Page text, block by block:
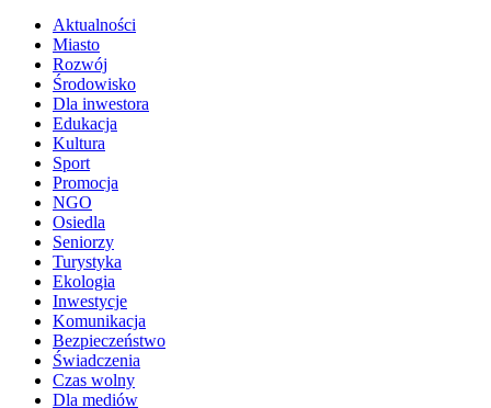
Aktualności
Miasto
Rozwój
Środowisko
Dla inwestora
Edukacja
Kultura
Sport
Promocja
NGO
Osiedla
Seniorzy
Turystyka
Ekologia
Inwestycje
Komunikacja
Bezpieczeństwo
Świadczenia
Czas wolny
Dla mediów